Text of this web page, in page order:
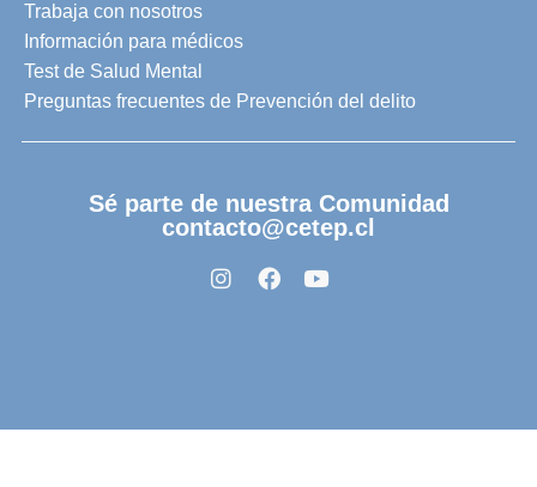
Trabaja con nosotros
Información para médicos
Test de Salud Mental
Preguntas frecuentes de Prevención del delito
Sé parte de nuestra Comunidad
contacto@cetep.cl